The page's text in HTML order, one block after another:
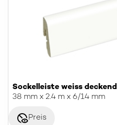
Sockelleiste weiss deckend
38 mm x 2.4 m x 6/14 mm
disabled_visiblePreis